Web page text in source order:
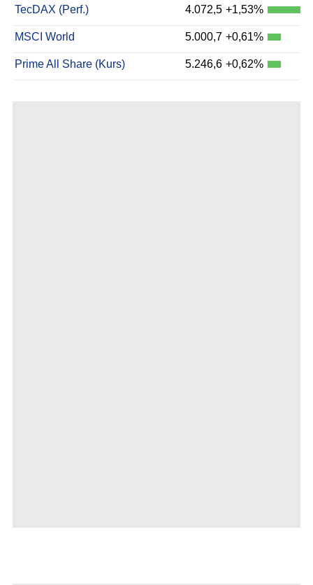
TecDAX (Perf.) 4.072,5 +1,53%
MSCI World 5.000,7 +0,61%
Prime All Share (Kurs) 5.246,6 +0,62%